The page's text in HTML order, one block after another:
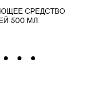
СРЕДСТВО
500 МЛ